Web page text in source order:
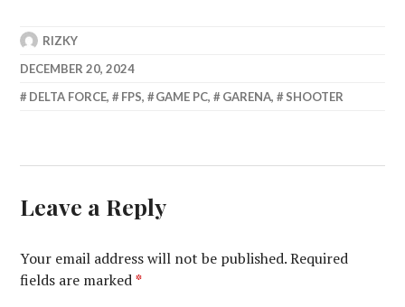
RIZKY
DECEMBER 20, 2024
DELTA FORCE, FPS, GAME PC, GARENA, SHOOTER
Leave a Reply
Your email address will not be published. Required
fields are marked*